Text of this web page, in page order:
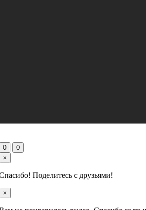
0
0
×
Поделитесь с друзьями!
×